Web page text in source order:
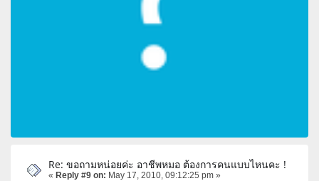
Re: ขอถามหน่อยค่ะ อาชีพหมอ ต้องการคนแบบไหนคะ !
« Reply #9 on: May 17, 2010, 09:12:25 pm »